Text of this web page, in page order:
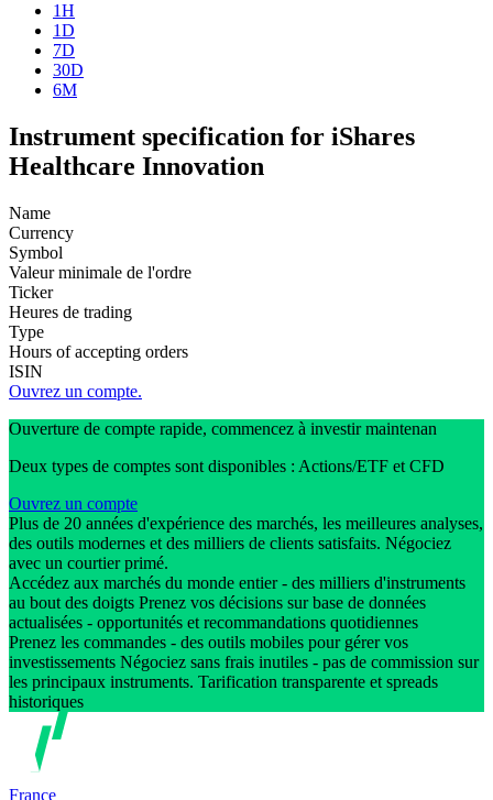
1H
1D
7D
30D
6M
Instrument specification for iShares
Healthcare Innovation
Name
Currency
Symbol
Valeur minimale de l'ordre
Ticker
Heures de trading
Type
Hours of accepting orders
ISIN
Ouvrez un compte.
Ouverture de compte rapide, commencez à investir maintenan
Deux types de comptes sont disponibles : Actions/ETF et CFD
Ouvrez un compte
Plus de 20 années d'expérience des marchés, les meilleures analyses,
des outils modernes et des milliers de clients satisfaits. Négociez
avec un courtier primé.
Accédez aux marchés du monde entier - des milliers d'instruments
au bout des doigts Prenez vos décisions sur base de données
actualisées - opportunités et recommandations quotidiennes
Prenez les commandes - des outils mobiles pour gérer vos
investissements Négociez sans frais inutiles - pas de commission sur
les principaux instruments. Tarification transparente et spreads
historiques
France